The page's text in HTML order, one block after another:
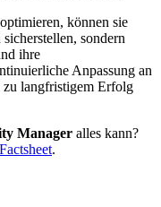
können sie
sondern
ihre
Anpassung an
zu langfristigem Erfolg
Manager alles kann?
.